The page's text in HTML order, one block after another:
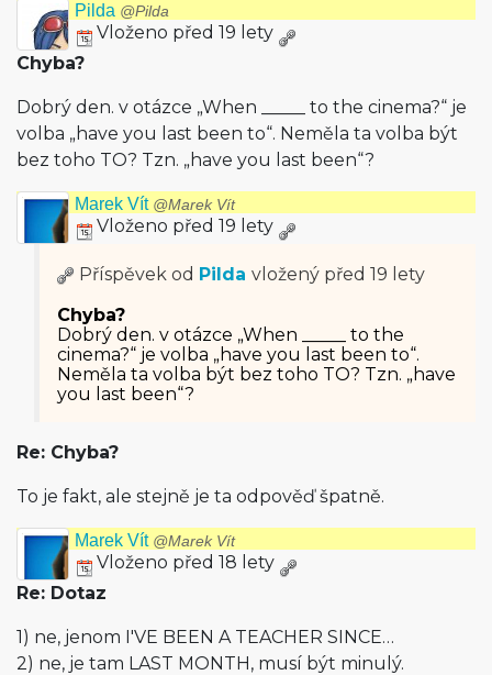
Pilda @Pilda
Vloženo před 19 lety
Chyba?
Dobrý den. v otázce „When _____ to the cinema?“ je
volba „have you last been to“. Neměla ta volba být
bez toho TO? Tzn. „have you last been“?
Marek Vít @Marek Vít
Vloženo před 19 lety
Příspěvek od Pilda vložený před 19 lety
Chyba?
Dobrý den. v otázce „When _____ to the
cinema?“ je volba „have you last been to“.
Neměla ta volba být bez toho TO? Tzn. „have
you last been“?
Re: Chyba?
To je fakt, ale stejně je ta odpověď špatně.
Marek Vít @Marek Vít
Vloženo před 18 lety
Re: Dotaz
1) ne, jenom I'VE BEEN A TEACHER SINCE…
2) ne, je tam LAST MONTH, musí být minulý.